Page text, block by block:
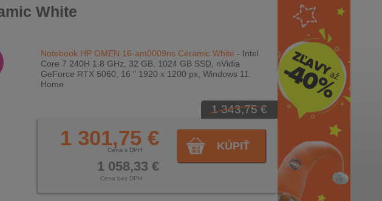
White
Notebook HP OMEN 16-am0009ns Ceramic White - Intel
Core 7 240H 1.8 GHz, 32 GB, 1024 GB SSD, nVidia
GeForce RTX 5060, 16 " 1920 x 1200 px, Windows 11
Home
1 343,75 €
KÚPIŤ
1 301,75 €
Cena s DPH
1 058,33 €
Cena bez DPH